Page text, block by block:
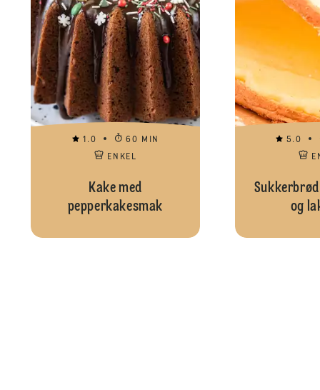
1.0
60 MIN
ENKEL
Kake med
pepperkakesmak
5.0
og